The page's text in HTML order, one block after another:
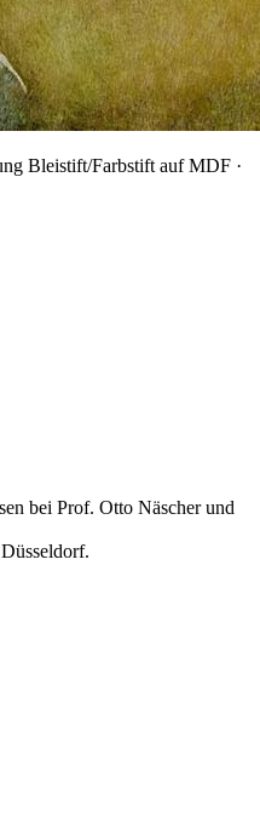
Bleistift/Farbstift auf MDF ·
bei Prof. Otto Näscher und